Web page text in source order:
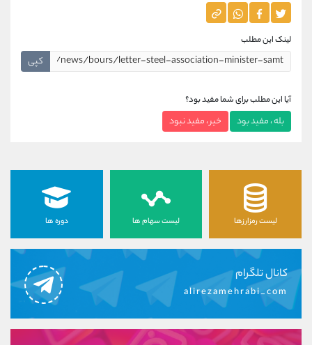
لینک این مطلب
کپی
آیا این مطلب برای شما مفید بود؟
بله ، مفید بود خیر ، مفید نبود
لیست رمزارزها لیست سهام ها دوره ها
کانال تلگرام
alirezamehrabi_com